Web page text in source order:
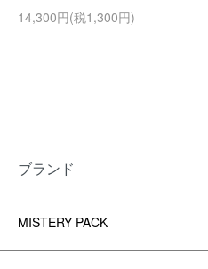
14,300円(税1,300円)
ブランド
MISTERY PACK